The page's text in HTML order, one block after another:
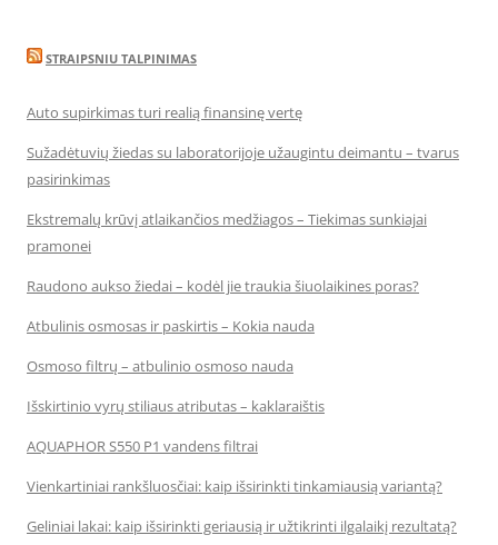
STRAIPSNIU TALPINIMAS
Auto supirkimas turi realią finansinę vertę
Sužadėtuvių žiedas su laboratorijoje užaugintu deimantu – tvarus
pasirinkimas
Ekstremalų krūvį atlaikančios medžiagos – Tiekimas sunkiajai
pramonei
Raudono aukso žiedai – kodėl jie traukia šiuolaikines poras?
Atbulinis osmosas ir paskirtis – Kokia nauda
Osmoso filtrų – atbulinio osmoso nauda
Išskirtinio vyrų stiliaus atributas – kaklaraištis
AQUAPHOR S550 P1 vandens filtrai
Vienkartiniai rankšluosčiai: kaip išsirinkti tinkamiausią variantą?
Geliniai lakai: kaip išsirinkti geriausią ir užtikrinti ilgalaikį rezultatą?